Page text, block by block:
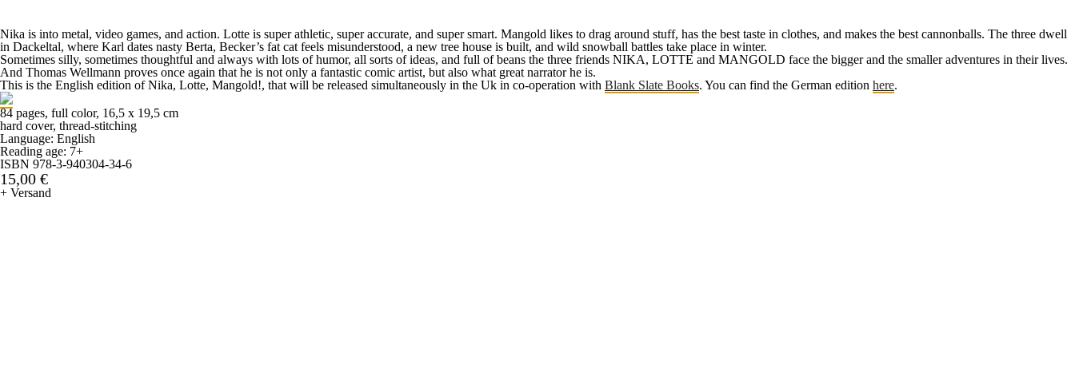
Nika is into metal, video games, and action. Lotte is super athletic, super accurate, and super smart. Mangold likes to drag around stuff, has the best taste in clothes, and makes the best cannonballs. The three dwell
in Dackeltal, where Karl dates nasty Berta, Becker’s fat cat feels misunderstood, a new tree house is built, and wild snowball battles take place in winter.
Sometimes silly, sometimes thoughtful and always with lots of humor, all sorts of ideas, and full of beans the three friends NIKA, LOTTE and MANGOLD face the bigger and the smaller adventures in their lives.
And Thomas Wellmann proves once again that he is not only a fantastic comic artist, but also what great narrator he is.
This is the English edition of Nika, Lotte, Mangold!, that will be released simultaneously in the Uk in co-operation with Blank Slate Books. You can find the German edition here.
84 pages, full color, 16,5 x 19,5 cm
hard cover, thread-stitching
Language: English
Reading age: 7+
ISBN 978-3-940304-34-6
15,00 €
+ Versand